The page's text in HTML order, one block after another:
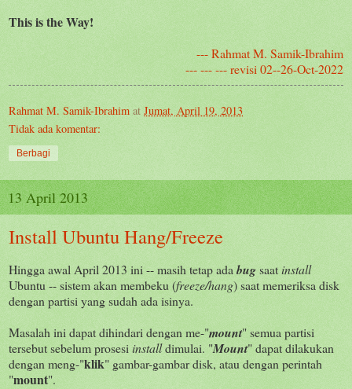
This is the Way!
--- Rahmat M. Samik-Ibrahim
--- --- --- revisi 02--26-Oct-2022
Rahmat M. Samik-Ibrahim at Jumat, April 19, 2013
Tidak ada komentar:
Berbagi
13 April 2013
Install Ubuntu Hang/Freeze
Hingga awal April 2013 ini -- masih tetap adabugsaatinstall
Ubuntu -- sistem akan membeku (freeze/hang) saat memeriksa disk
dengan partisi yang sudah ada isinya.
Masalah ini dapat dihindari dengan me-"mount" semua partisi
tersebut sebelum prosesi installdimulai. "Mount" dapat dilakukan
dengan meng-"klik" gambar-gambar disk, atau dengan perintah
"mount".